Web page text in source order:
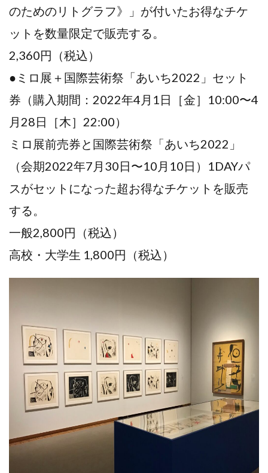
のためのリトグラフ》」が付いたお得なチケ
ットを数量限定で販売する。
2,360円（税込）
●ミロ展＋国際芸術祭「あいち2022」セット
券（購⼊期間：2022年4⽉1⽇［⾦］10:00〜4
⽉28⽇［⽊］22:00）
ミロ展前売券と国際芸術祭「あいち2022」
（会期2022年7⽉30⽇〜10⽉10⽇）1DAYパ
スがセットになった超お得なチケットを販売
する。
⼀般2,800円（税込）
⾼校・⼤学⽣ 1,800円（税込）